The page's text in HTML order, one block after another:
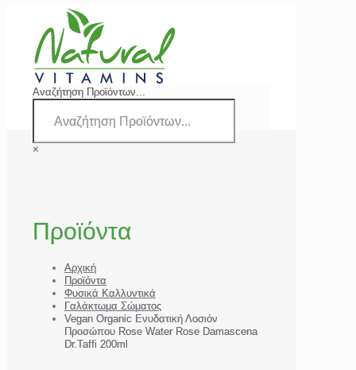
Αναζήτηση Προϊόντων...
×
Προϊόντα
Αρχική
Προϊόντα
Φυσικά Καλλυντικά
Γαλάκτωμα Σώματος
Vegan Organic Ενυδατική Λοσιόν
Προσώπου Rose Water Rose Damascena
Dr.Taffi 200ml